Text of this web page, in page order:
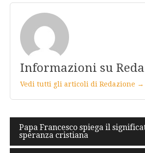
Informazioni su
Vedi tutti gli articoli di Redazione →
Navigazione
articoli
Papa Francesco spiega il
speranza cristiana